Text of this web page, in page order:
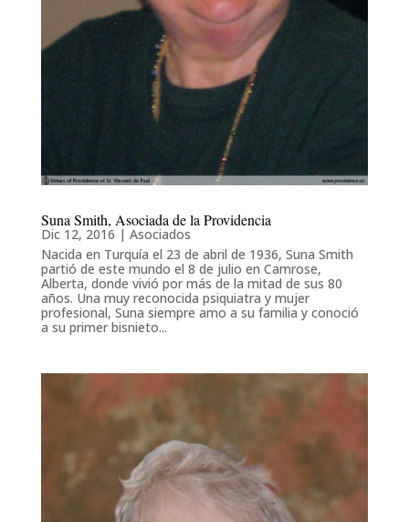
Suna Smith, Asociada de la Providencia
Dic 12, 2016 | Asociados
Nacida en Turquía el 23 de abril de 1936, Suna Smith
partió de este mundo el 8 de julio en Camrose,
Alberta, donde vivió por más de la mitad de sus 80
años. Una muy reconocida psiquiatra y mujer
profesional, Suna siempre amo a su familia y conoció
a su primer bisnieto...